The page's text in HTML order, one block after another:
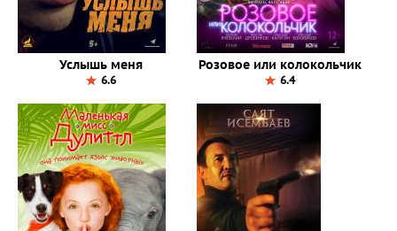
Услышь меня
6.6
Розовое или колокольчик
6.4